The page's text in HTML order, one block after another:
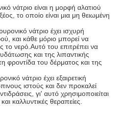
νάτριο είναι η μορφή αλατιού
το οποίο είναι μια μη θειωμένη
νάτριο έχει ισχυρή
και κάθε μόριο μπορεί να
το νερό.Αυτό του επιτρέπει να
και της λιπαντικής
φροντίδα του δέρματος και της
νάτριο έχει εξαιρετική
ιστούς και δεν προκαλεί
γι' αυτό χρησιμοποιείται
καλλυντικές θεραπείες.